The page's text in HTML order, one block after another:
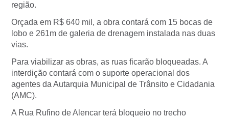
região.
Orçada em R$ 640 mil, a obra contará com 15 bocas de
lobo e 261m de galeria de drenagem instalada nas duas
vias.
Para viabilizar as obras, as ruas ficarão bloqueadas. A
interdição contará com o suporte operacional dos
agentes da Autarquia Municipal de Trânsito e Cidadania
(AMC).
A Rua Rufino de Alencar terá bloqueio no trecho